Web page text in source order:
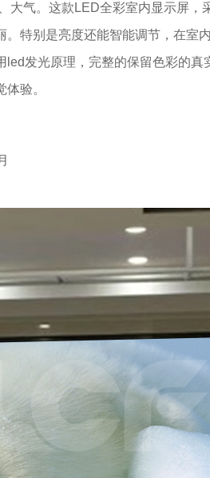
气。这款LED全彩室内显示屏
特别是亮度还能智能调节，在室
led发光原理，完整的保留色彩的
验。